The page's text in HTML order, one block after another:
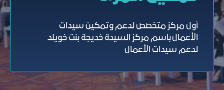
أول مركز متخصص لدعم وتمكين سيدات
الأعمال باسم مركز السيدة خديجة بنت خويلد
لدعم سيدات الأعمال